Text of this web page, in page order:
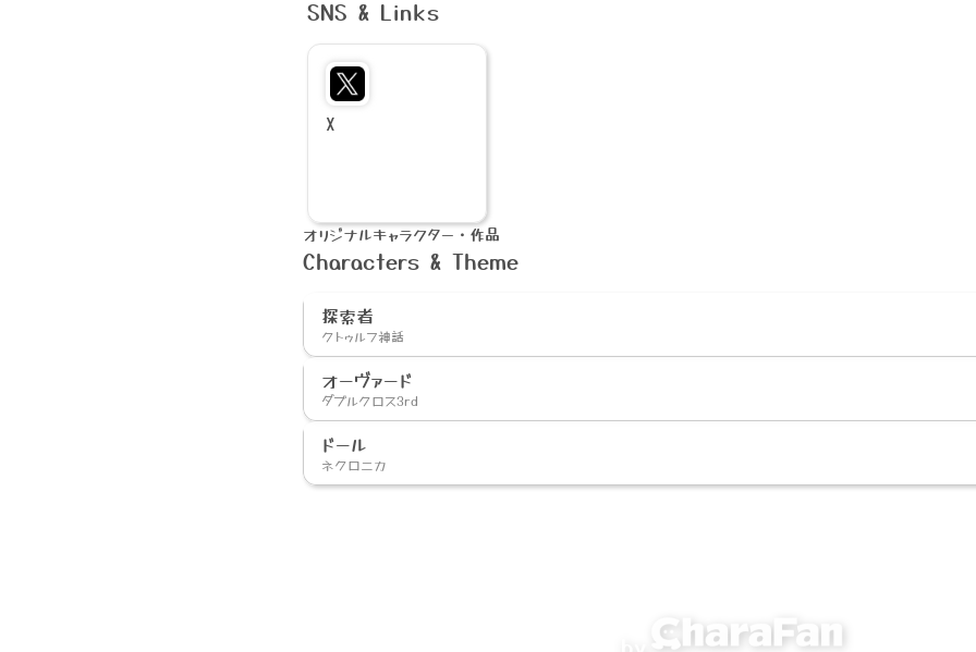
SNS & Links
X
オリジナルキャラクター・作品
Characters & Theme
探索者
クトゥルフ神話
オーヴァード
ダブルクロス3rd
ドール
ネクロニカ